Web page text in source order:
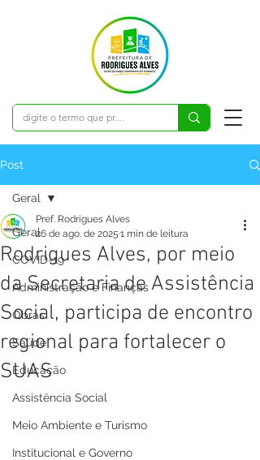
Post
Geral
COVID-19
Administração e Finanças
Obras
Saúde
Educação
Assistência Social
Meio Ambiente e Turismo
Institucional e Governo
Geral
Rodrigues Alves, por meio
da Secretaria de Assistência
Social, participa de encontro
regional para fortalecer o
SUAS
Pref. Rodrigues Alves
26 de ago. de 2025 1 min de leitura